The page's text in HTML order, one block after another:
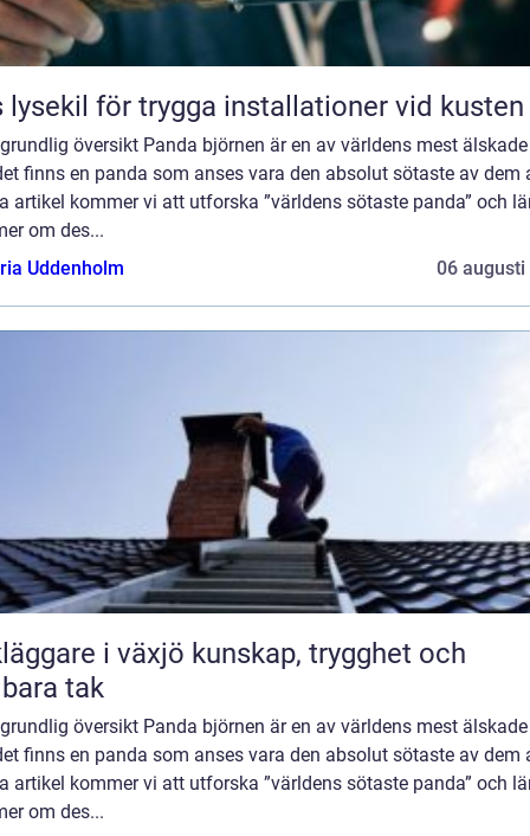
lysekil för trygga installationer vid kusten
översikt Panda björnen är en av världens mest älskade
finns en panda som anses vara den absolut sötaste av dem
artikel kommer vi att utforska ”världens sötaste panda” och
om des...
Uddenholm
06 augusti
i växjö kunskap, trygghet och
tak
översikt Panda björnen är en av världens mest älskade
finns en panda som anses vara den absolut sötaste av dem
artikel kommer vi att utforska ”världens sötaste panda” och
om des...